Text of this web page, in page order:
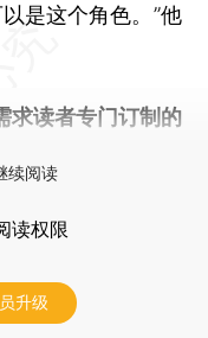
是这个角色。”他
求读者专门订制的
续阅读
读权限
升级